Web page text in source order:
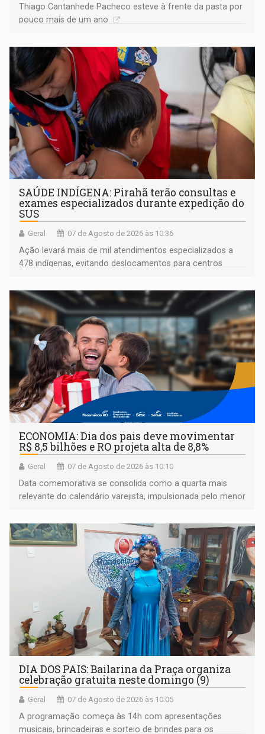
Thiago Cantanhede Pacheco esteve à frente da pasta por
pouco mais de um ano
SAÚDE INDÍGENA: Pirahã terão consultas e
exames especializados durante expedição do
SUS
Geral 07 de Agosto de 2026 às 10:36
Ação levará mais de mil atendimentos especializados a
478 indígenas, evitando deslocamentos para centros
ECONOMIA: Dia dos pais deve movimentar
R$ 8,5 bilhões e RO projeta alta de 8,8%
Geral 07 de Agosto de 2026 às 10:10
Data comemorativa se consolida como a quarta mais
relevante do calendário varejista, impulsionada pelo menor
média do trabalhador
DIA DOS PAIS: Bailarina da Praça organiza
celebração gratuita neste domingo (9)
Geral 07 de Agosto de 2026 às 10:05
A programação começa às 14h com apresentações
musicais, brincadeiras e sorteio de brindes para os